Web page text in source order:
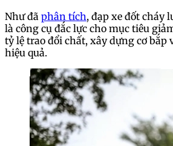
Như đã phân tích, đạp xe đốt cháy
là công cụ đắc lực cho mục tiêu
tỷ lệ trao đổi chất, xây dựng cơ bắp
hiệu quả.